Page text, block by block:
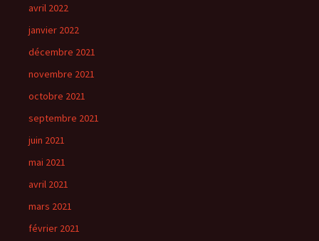
avril 2022
janvier 2022
décembre 2021
novembre 2021
octobre 2021
septembre 2021
juin 2021
mai 2021
avril 2021
mars 2021
février 2021